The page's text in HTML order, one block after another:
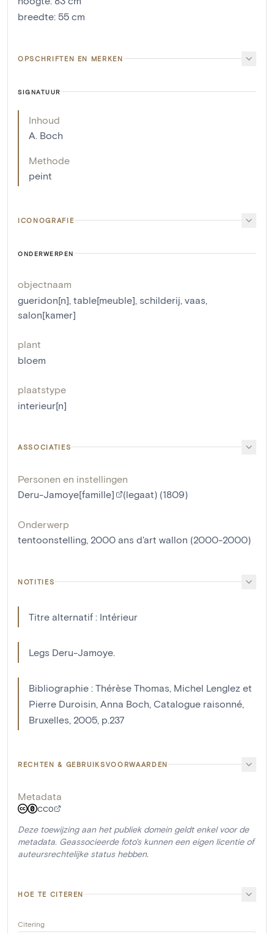
breedte: 55 cm
OPSCHRIFTEN EN MERKEN
SIGNATUUR
Inhoud
A. Boch
Methode
peint
ICONOGRAFIE
ONDERWERPEN
objectnaam
gueridon[n] table[meuble] schilderij vaas
salon[kamer]
plant
bloem
plaatstype
interieur[n]
ASSOCIATIES
Personen en instellingen
Deru-Jamoye[famille]
(legaat) (1809)
Onderwerp
tentoonstelling, 2000 ans d'art wallon (2000-2000)
NOTITIES
Titre alternatif : Intérieur
Legs Deru-Jamoye.
Bibliographie : Thérèse Thomas, Michel Lenglez et
Pierre Duroisin, Anna Boch, Catalogue raisonné,
Bruxelles, 2005, p.237
RECHTEN & GEBRUIKSVOORWAARDEN
Metadata
CC0
Deze toewijzing aan het publiek domein geldt enkel voor de
metadata. Geassocieerde foto's kunnen een eigen licentie of
auteursrechtelijke status hebben.
HOE TE CITEREN
Citering